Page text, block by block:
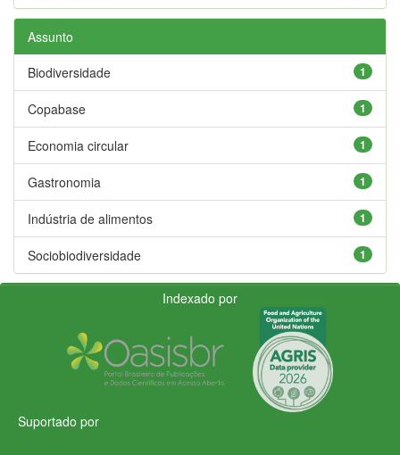
Assunto
1
Biodiversidade
1
Copabase
1
Economia circular
1
Gastronomia
1
Indústria de alimentos
1
Sociobiodiversidade
Indexado por
Suportado por